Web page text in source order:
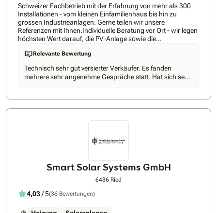
Schweizer Fachbetrieb mit der Erfahrung von mehr als 300
Installationen - vom kleinen Einfamilienhaus bis hin zu
grossen Industrieanlagen. Gerne teilen wir unsere
Referenzen mit Ihnen.Individuelle Beratung vor Ort - wir legen
höchsten Wert darauf, die PV-Anlage sowie die
Wärmepumpe genau auf Ihre Bedürfnisse sowie auf die
Gegebenheiten Vor-Ort anzupassen, damit die Qualität der
Installation optimal ist.Schnelle Umsetzung: Wir können die
Anlage innerhalb von 10-12 Wochen installieren.Qualität: Wir
geben Ihnen eine Montagegarantie von 10 Jahren als
Qualitätsversprechen. Zudem sind wir selbstverständlich
In unserem Standardsortiment befinden sich asiatische
jeden Fall erfüllen können.
Relevante Bewertung
Technisch sehr gut versierter Verkäufer. Es fanden
mehrere sehr angenehme Gespräche statt. Hat sich sehr
viel Mühe gegeben und auf Spezial-Anforderungen sofort
Smart Solar Systems GmbH
6436 Ried
4,03/ 5(36 Bewertungen)